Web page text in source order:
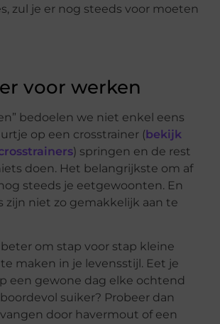
zul je er nog steeds voor moeten
voor werken
bedoelen we niet enkel eens
op een crosstrainer (bekijk
) springen en de rest
doen. Het belangrijkste om af
steeds je eetgewoonten. En
zijn niet zo gemakkelijk aan te
om stap voor stap kleine
maken in je levensstijl. Eet je
een gewone dag elke ochtend
suiker? Probeer dan
door havermout of een